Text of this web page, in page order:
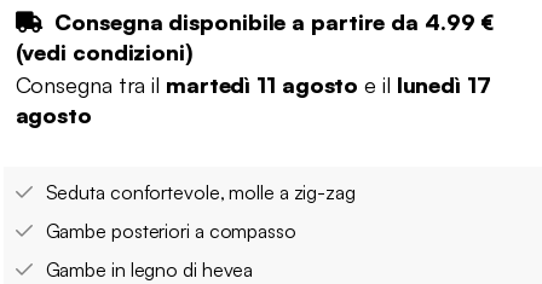
Consegna disponibile a partire da 4.99 €
(vedi condizioni)
Consegna tra il martedì 11 agosto e il lunedì 17
agosto
Seduta confortevole, molle a zig-zag
Gambe posteriori a compasso
Gambe in legno di hevea